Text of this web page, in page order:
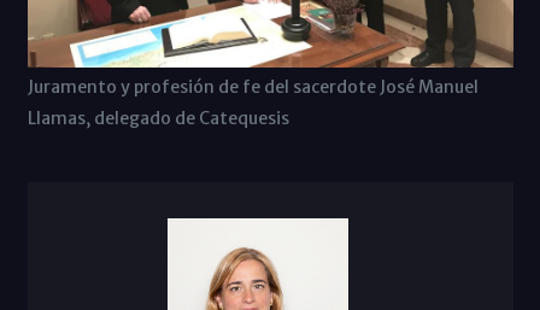
Juramento y profesión de fe del sacerdote José Manuel
Llamas, delegado de Catequesis